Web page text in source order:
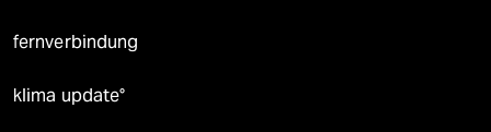
fernverbindung
klima update°